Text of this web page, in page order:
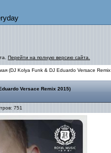
Перейти на полную версию сайта.
(DJ Kolya Funk & DJ Eduardo Versace Remix
Versace Remix 2015)
751